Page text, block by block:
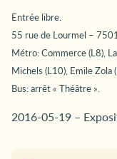
Entrée libre.
55 rue de Lourmel –
Métro: Commerce (L8),
Michels (L10), Emile Zola
Bus: arrêt « Théâtre ».
2016-05-19 –